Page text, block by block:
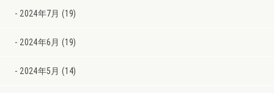
2024年7月 (19)
2024年6月 (19)
2024年5月 (14)